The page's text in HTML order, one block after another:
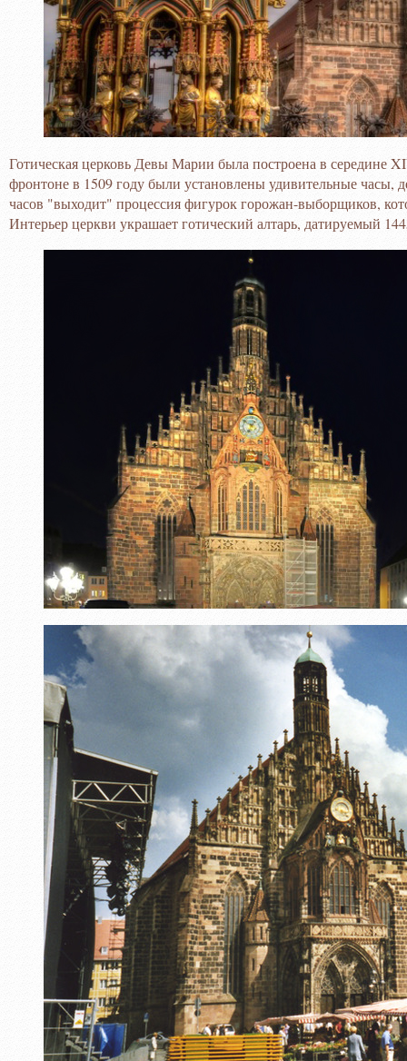
Готическая церковь Девы Марии была построена в середине
фронтоне в 1509 году были установлены удивительные
часов "выходит" процессия фигурок горожан-выборщиков,
Интерьер церкви украшает готический алтарь, датируемый